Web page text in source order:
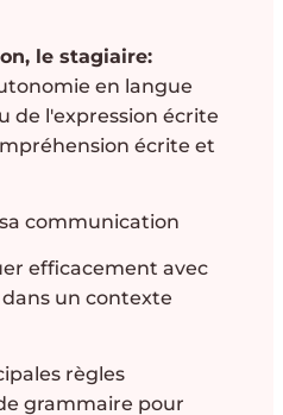
le stagiaire:
en langue
de l'expression écrite
écrite et
communication
efficacement avec
un contexte
règles
grammaire pour